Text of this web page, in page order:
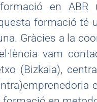
en ABR
formació té
Gràcies a la
vam
(Bizkaia),